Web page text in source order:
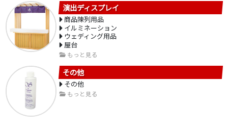
演出ディスプレイ
商品陳列用品
イルミネーション
ウェディング用品
屋台
もっと見る
その他
その他
もっと見る